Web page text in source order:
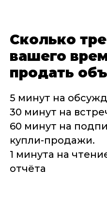
Сколько
вашего
продать
5 минут на
30 минут на
60 минут на
купли-продажи.
1 минута на
отчёта